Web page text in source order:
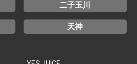
二子玉川
天神